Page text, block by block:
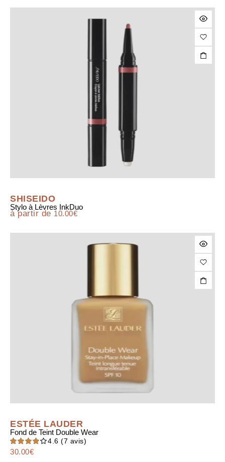
SHISEIDO
Stylo à Lèvres InkDuo
à partir de 10.00€
ESTÉE LAUDER
Fond de Teint Double Wear
Note
4.6 (7 avis)
30.00€